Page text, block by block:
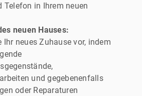
Telefon in Ihrem neuen
neuen Hauses:
Ihr neues Zuhause vor, indem
und gegebenenfalls
oder Reparaturen